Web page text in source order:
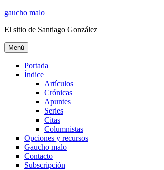
Ir
contenido
gaucho malo
El sitio de Santiago González
Menú
Portada
Índice
Artículos
Crónicas
Apuntes
Series
Citas
Columnistas
Opciones y recursos
Gaucho malo
Contacto
Subscripción